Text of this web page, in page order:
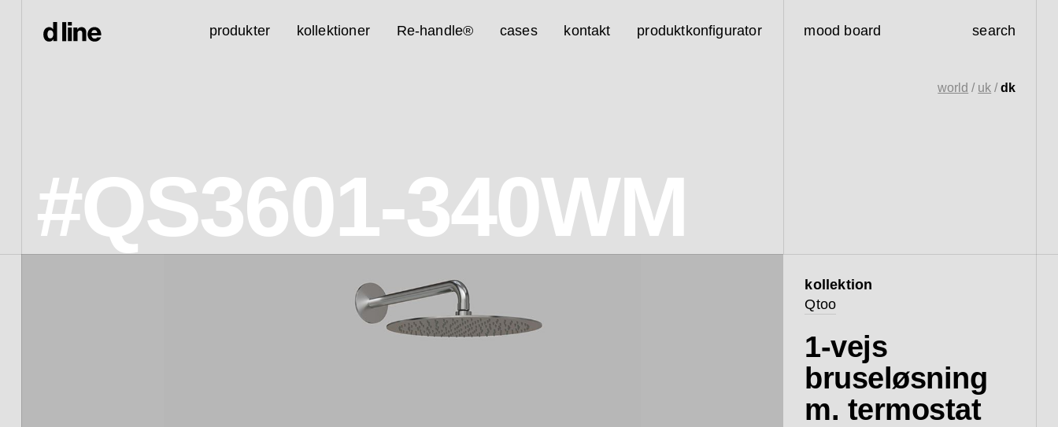
produkter kollektioner Re-handle® cases kontakt produktkonfigurator mood board search
#QS3601-340WM
world / uk /dk
kollektion
Qtoo
1-vejs
bruseløsning
m. termostat